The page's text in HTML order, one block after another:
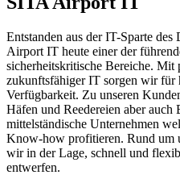
Entstanden aus der IT-Sparte
Airport IT heute einer der
sicherheitskritische Bereiche. Mit
zukunftsfähiger IT sorgen wir für
Verfügbarkeit. Zu unseren
Häfen und Reedereien aber auch
mittelständische Unternehmen
Know-how profitieren. Rund um
wir in der Lage, schnell und
entwerfen.